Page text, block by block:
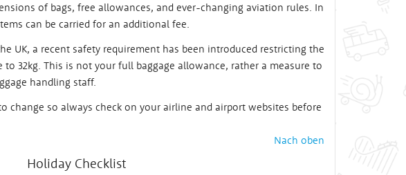
of bags, free allowances, and ever-changing aviation rules. In
can be carried for an additional fee.
UK, a recent safety requirement has been introduced restricting the
32kg. This is not your full baggage allowance, rather a measure to
handling staff.
change so always check on your airline and airport websites before
Nach oben
Holiday Checklist